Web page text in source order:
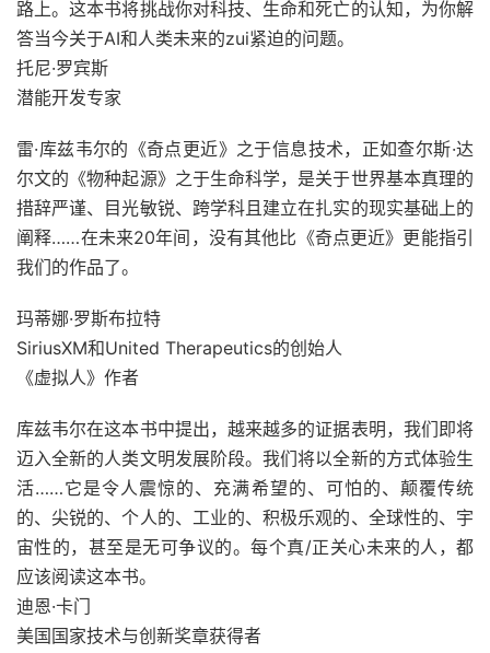
路上。这本书将挑战你对科技、生命和死亡的认知，为你解
答当今关于AI和人类未来的zui紧迫的问题。
托尼·罗宾斯
潜能开发专家
雷·库兹韦尔的《奇点更近》之于信息技术，正如查尔斯·达
尔文的《物种起源》之于生命科学，是关于世界基本真理的
措辞严谨、目光敏锐、跨学科且建立在扎实的现实基础上的
阐释……在未来20年间，没有其他比《奇点更近》更能指引
我们的作品了。
玛蒂娜·罗斯布拉特
SiriusXM和United Therapeutics的创始人
《虚拟人》作者
库兹韦尔在这本书中提出，越来越多的证据表明，我们即将
迈入全新的人类文明发展阶段。我们将以全新的方式体验生
活……它是令人震惊的、充满希望的、可怕的、颠覆传统
的、尖锐的、个人的、工业的、积极乐观的、全球性的、宇
宙性的，甚至是无可争议的。每个真/正关心未来的人，都
应该阅读这本书。
迪恩·卡门
美国国家技术与创新奖章获得者